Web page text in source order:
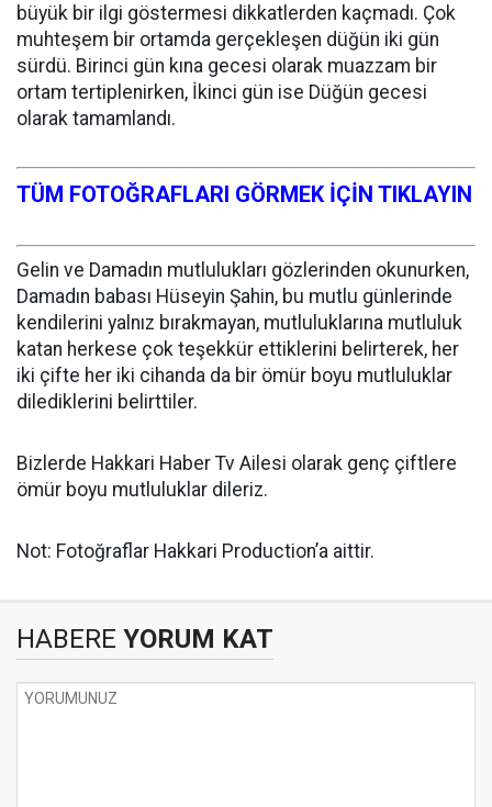
büyük bir ilgi göstermesi dikkatlerden kaçmadı. Çok
muhteşem bir ortamda gerçekleşen düğün iki gün
sürdü. Birinci gün kına gecesi olarak muazzam bir
ortam tertiplenirken, İkinci gün ise Düğün gecesi
olarak tamamlandı.
TÜM FOTOĞRAFLARI GÖRMEK İÇİN TIKLAYIN
Gelin ve Damadın mutlulukları gözlerinden okunurken,
Damadın babası Hüseyin Şahin, bu mutlu günlerinde
kendilerini yalnız bırakmayan, mutluluklarına mutluluk
katan herkese çok teşekkür ettiklerini belirterek, her
iki çifte her iki cihanda da bir ömür boyu mutluluklar
dilediklerini belirttiler.
Bizlerde Hakkari Haber Tv Ailesi olarak genç çiftlere
ömür boyu mutluluklar dileriz.
Not: Fotoğraflar Hakkari Production’a aittir.
HABERE YORUM KAT